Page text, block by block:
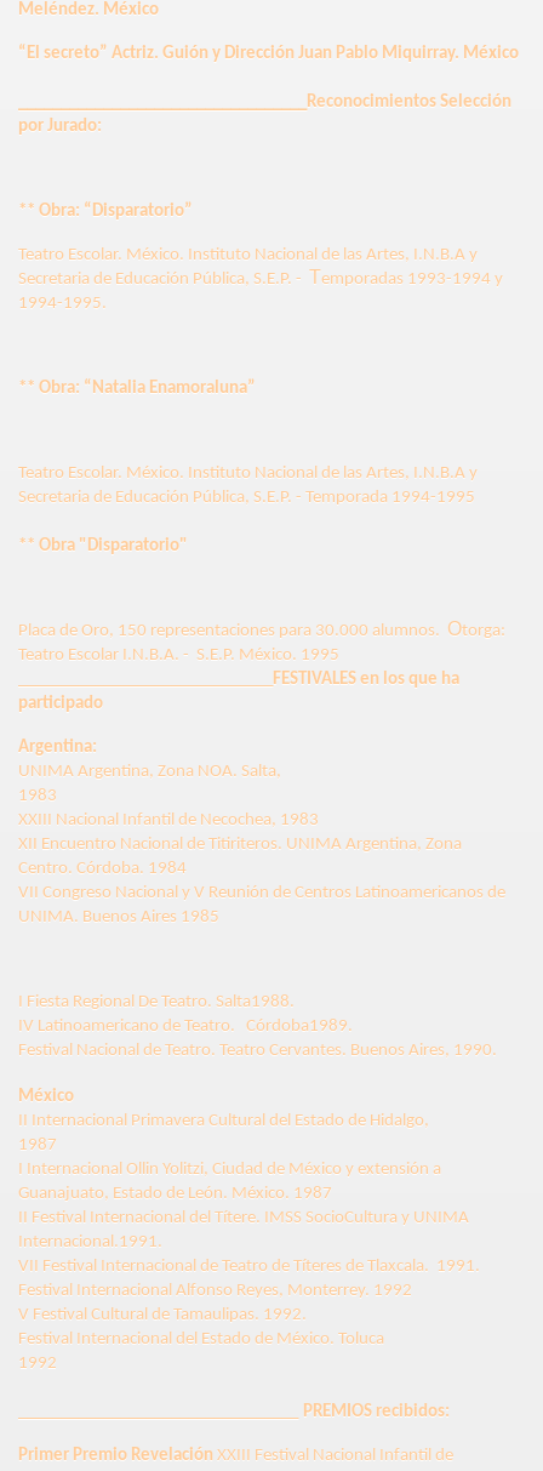
Meléndez. México
“El secreto” Actriz. Guión y Dirección Juan Pablo Miquirray. México
Reconocimientos Selección
por Jurado:
** Obra: “Disparatorio”
Teatro Escolar. México. Instituto Nacional de las Artes, I.N.B.A y
Secretaria de Educación Pública, S.E.P. - Temporadas 1993-1994 y
1994-1995.
** Obra: “Natalia Enamoraluna”
Teatro Escolar. México. Instituto Nacional de las Artes, I.N.B.A y
Secretaria de Educación Pública, S.E.P. - Temporada 1994-1995
** Obra "Disparatorio"
Placa de Oro, 150 representaciones para 30.000 alumnos. Otorga:
Teatro Escolar I.N.B.A. - S.E.P. México. 1995
FESTIVALES en los que ha
participado
Argentina:
UNIMA Argentina, Zona NOA. Salta,
1983
XXIII Nacional Infantil de Necochea, 1983
XII Encuentro Nacional de Titiriteros. UNIMA Argentina, Zona
Centro. Córdoba. 1984
VII Congreso Nacional y V Reunión de Centros Latinoamericanos de
UNIMA. Buenos Aires 1985
I Fiesta Regional De Teatro. Salta1988.
IV Latinoamericano de Teatro. Córdoba1989.
Festival Nacional de Teatro. Teatro Cervantes. Buenos Aires, 1990.
México
II Internacional Primavera Cultural del Estado de Hidalgo,
1987
I Internacional Ollin Yolitzi, Ciudad de México y extensión a
Guanajuato, Estado de León. México. 1987
II Festival Internacional del Títere. IMSS SocioCultura y UNIMA
Internacional.1991.
VII Festival Internacional de Teatro de Títeres de Tlaxcala. 1991.
Festival Internacional Alfonso Reyes, Monterrey. 1992
V Festival Cultural de Tamaulipas. 1992.
Festival Internacional del Estado de México. Toluca
1992
PREMIOS recibidos:
Primer Premio Revelación XXIII Festival Nacional Infantil de